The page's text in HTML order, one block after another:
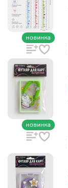
новинка
новинка